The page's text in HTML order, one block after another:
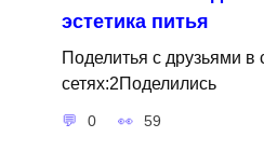
эстетика питья
Поделитья с друзьями в
сетях:2Поделились
0 59